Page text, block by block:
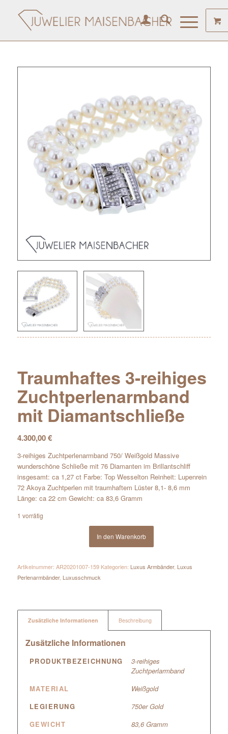
Traumhaftes 3-reihiges
Zuchtperlenarmband
mit Diamantschließe
4.300,00€
3-reihiges Zuchtperlenarmband 750/ Weißgold Massive
wunderschöne Schließe mit 76 Diamanten im Brillantschliff
insgesamt: ca 1,27 ct Farbe: Top Wesselton Reinheit: Lupenrein
72 Akoya Zuchtperlen mit traumhaftem Lüster 8,1- 8,6 mm
Länge: ca 22 cm Gewicht: ca 83,6 Gramm
1 vorrätig
In den Warenkorb
Artikelnummer: AR20201007-159 Kategorien: Luxus Armbänder, Luxus
Perlenarmbänder, Luxusschmuck
Zusätzliche Informationen Beschreibung
Zusätzliche Informationen
PRODUKTBEZEICHNUNG
3-reihiges
Zuchtperlarmband
MATERIAL
Weißgold
LEGIERUNG
750er Gold
GEWICHT
83,6 Gramm